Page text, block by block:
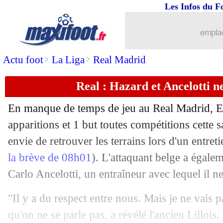
Actu foot> La Liga> Real Madrid
Les Infos du
Real : Hazard et Ancelotti
En manque de temps de jeu au Real Madrid,
apparitions et 1 but toutes compétitions cette
envie de retrouver les terrains lors d'un
la brève de 08h01). L'attaquant belge a
Carlo Ancelotti, un entraîneur avec lequel il
"Il y a du respect entre nous. Mais je ne vais
qu'on ne se parle pas, a révélé l'ancien
: le TOP 10 des joueurs les plus
14/03 Barça
14/03 Real: Hazard, Ancelotti confirme
14/03 : la CdM, Platini trouve la
14/03 Real : Benzema de retour face à
14/03 EdF (f): le PSG prêt à lâcher
14/03 Montpellier: son avenir, Wahi a une